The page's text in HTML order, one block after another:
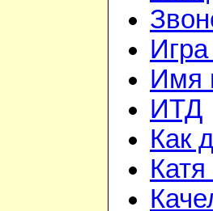
Имя
ИТД
Как